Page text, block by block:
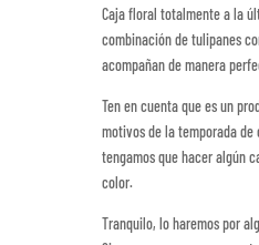
Caja floral totalmente a la
combinación de tulipanes
acompañan de manera
Ten en cuenta que es un
motivos de la temporada
tengamos que hacer algún
color.
Tranquilo, lo haremos por